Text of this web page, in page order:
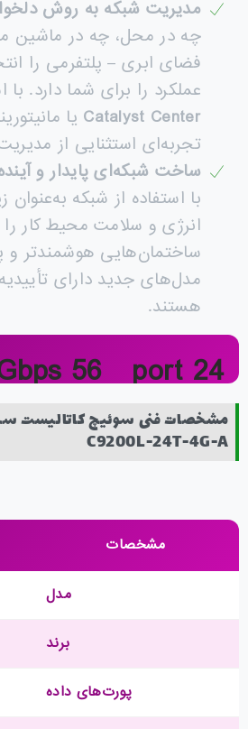
مدیریت شبکه به روش
چه در محل، چه در ماشین
فضای ابری – پلتفرمی را
عملکرد را برای شما دارد. با
Catalyst Center یا
تجربه‌ای استثنایی از
ساخت شبکه‌ای پایدار و
با استفاده از شبکه
انرژی و سلامت محیط کار را
ساختمان‌هایی هوشمندتر و
مدل‌های جدید دارای
هستند.
24 port
Data Ports
56 Gbps
C9200L-24T-4G-A
مشخصات
مدل
برند
پورت‌های داده